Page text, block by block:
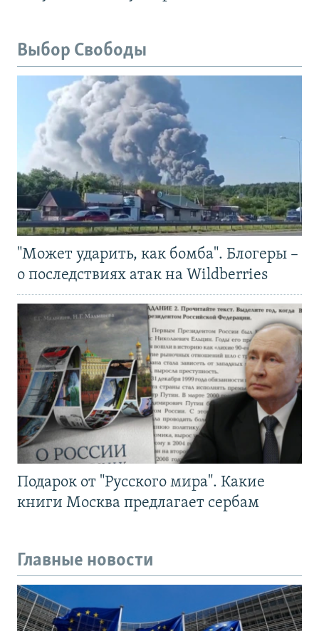
Выбор Свободы
"Может ударить, как бомба". Блогеры –
о последствиях атак на Wildberries
Подарок от "Русского мира". Какие
книги Москва предлагает сербам
Главные новости